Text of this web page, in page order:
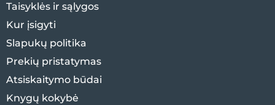
Taisyklės ir sąlygos
Kur įsigyti
Slapukų politika
Prekių pristatymas
Atsiskaitymo būdai
Knygų kokybė